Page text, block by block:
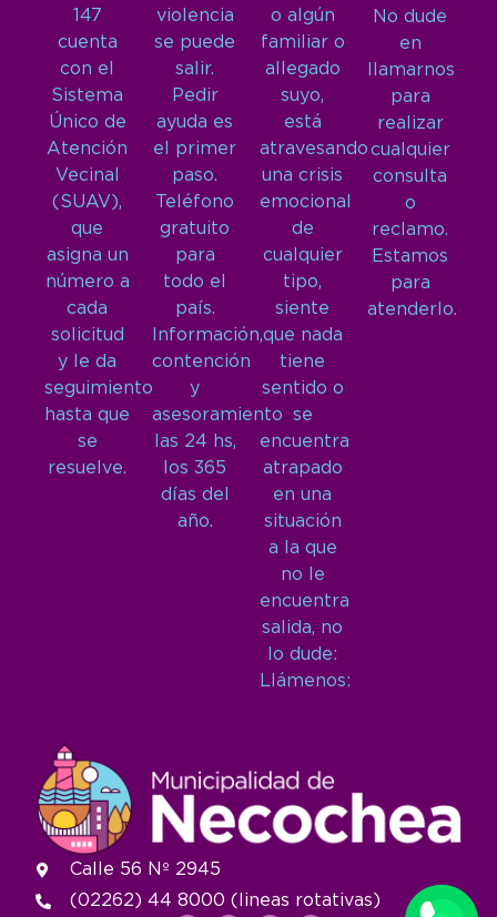
147
cuenta
con el
Sistema
Único de
Atención
Vecinal
(SUAV),
que
asigna un
número a
cada
solicitud
y le da
seguimiento
hasta que
se
resuelve.
violencia
se puede
salir.
Pedir
ayuda es
el primer
paso.
Teléfono
gratuito
para
todo el
país.
Información,
contención
y
asesoramiento
las 24 hs,
los 365
días del
año.
o algún
familiar o
allegado
suyo,
está
atravesando
una crisis
emocional
de
cualquier
tipo,
siente
que nada
tiene
sentido o
se
encuentra
atrapado
en una
situación
a la que
no le
encuentra
salida, no
lo dude:
Llámenos:
No dude
en
llamarnos
para
realizar
cualquier
consulta
o
reclamo.
Estamos
para
atenderlo.
Calle 56 Nº 2945
(02262) 44 8000 (lineas rotativas)